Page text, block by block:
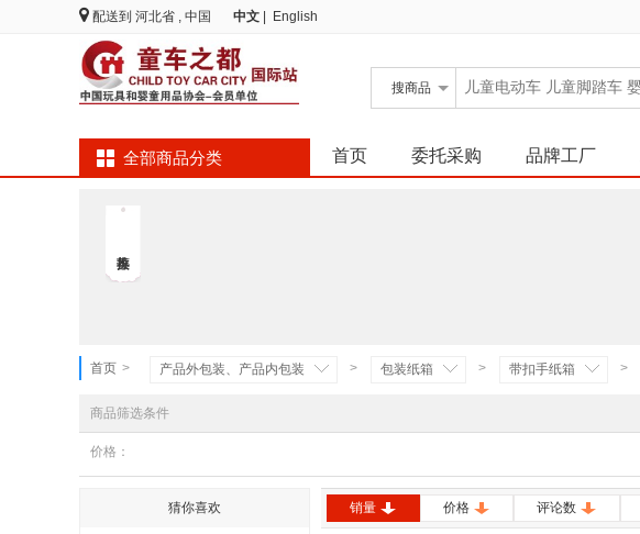
配送到 河北省 , 中国 中文 English
搜商品
全部商品分类 首页 委托采购 品牌工厂
首页 > 产品外包装、产品内包装 > 包装纸箱 > 带扣手纸箱 >
商品筛选条件
价格：
猜你喜欢 销量 价格 评论数